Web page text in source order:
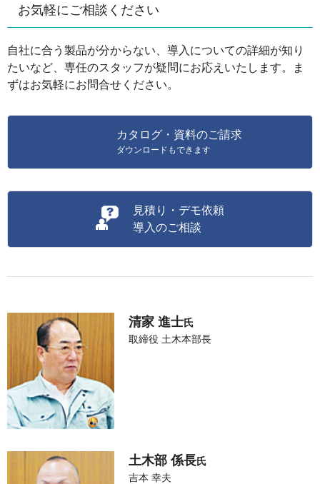
お気軽にご相談ください
自社に合う製品が分からない、導入についての詳細が知り
たいなど、専任のスタッフが疑問にお応えいたします。ま
ずはお気軽にお問合せください。
カタログ・資料のご請求
ダウンロードもできます
見積り・デモ依頼
導入のご相談
清家 進士氏
取締役 土木本部長
土木部 係長氏
吉本 幸夫